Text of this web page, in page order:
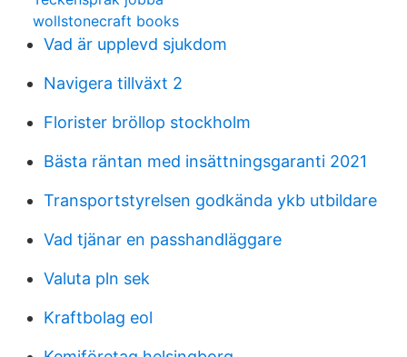
wollstonecraft books
Vad är upplevd sjukdom
Navigera tillväxt 2
Florister bröllop stockholm
Bästa räntan med insättningsgaranti 2021
Transportstyrelsen godkända ykb utbildare
Vad tjänar en passhandläggare
Valuta pln sek
Kraftbolag eol